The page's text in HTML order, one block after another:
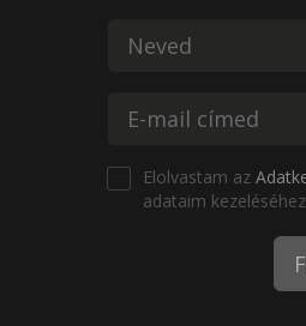
Elolvastam az
adataim kezeléséhez